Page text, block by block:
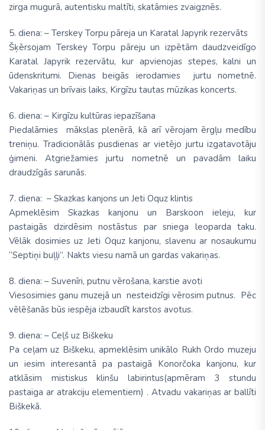
zirga mugurā, autentisku maltīti, skatāmies zvaigznēs.
5. diena: – Terskey Torpu pāreja un Karatal Japyrik rezervāts
Šķērsojam Terskey Torpu pāreju un izpētām daudzveidīgo
Karatal Japyrik rezervātu, kur apvienojas stepes, kalni un
ūdenskritumi. Dienas beigās ierodamies jurtu nometnē.
Vakariņas un brīvais laiks, Kirgīzu tautas mūzikas koncerts.
6. diena: – Kirgīzu kultūras iepazīšana
Piedalāmies mākslas plenērā, kā arī vērojam ērgļu medību
treniņu. Tradicionālās pusdienas ar vietējo jurtu izgatavotāju
ģimeni. Atgriežamies jurtu nometnē un pavadām laiku
draudzīgās sarunās.
7. diena: – Skazkas kanjons un Jeti Oquz klintis
Apmeklēsim Skazkas kanjonu un Barskoon ieleju, kur
pastaigās dzirdēsim nostāstus par sniega leoparda taku.
Vēlāk dosimies uz Jeti Oquz kanjonu, slavenu ar nosaukumu
“Septiņi buļļi”. Nakts viesu namā un gardas vakariņas.
8. diena: – Suvenīri, putnu vērošana, karstie avoti
Viesosimies ganu muzejā un nesteidzīgi vērosim putnus. Pēc
vēlēšanās būs iespēja izbaudīt karstos avotus.
9. diena: – Ceļš uz Biškeku
Pa ceļam uz Biškeku, apmeklēsim unikālo Rukh Ordo muzeju
un iesim interesantā pa pastaigā Konorčoka kanjonu, kur
atklāsim mistiskus klinšu labirintus(apmēram 3 stundu
pastaiga ar atrakciju elementiem) . Atvadu vakariņas ar ballīti
Biškekā.